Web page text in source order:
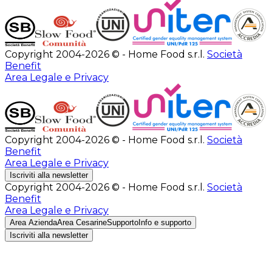
Copyright 2004-2026 © - Home Food s.r.l. Società
Benefit
Area Legale e Privacy
Copyright 2004-2026 © - Home Food s.r.l. Società
Benefit
Area Legale e Privacy
Iscriviti alla newsletter
Copyright 2004-2026 © - Home Food s.r.l. Società
Benefit
Area Legale e Privacy
Area AziendaArea CesarineSupporto Info e supporto
Iscriviti alla newsletter